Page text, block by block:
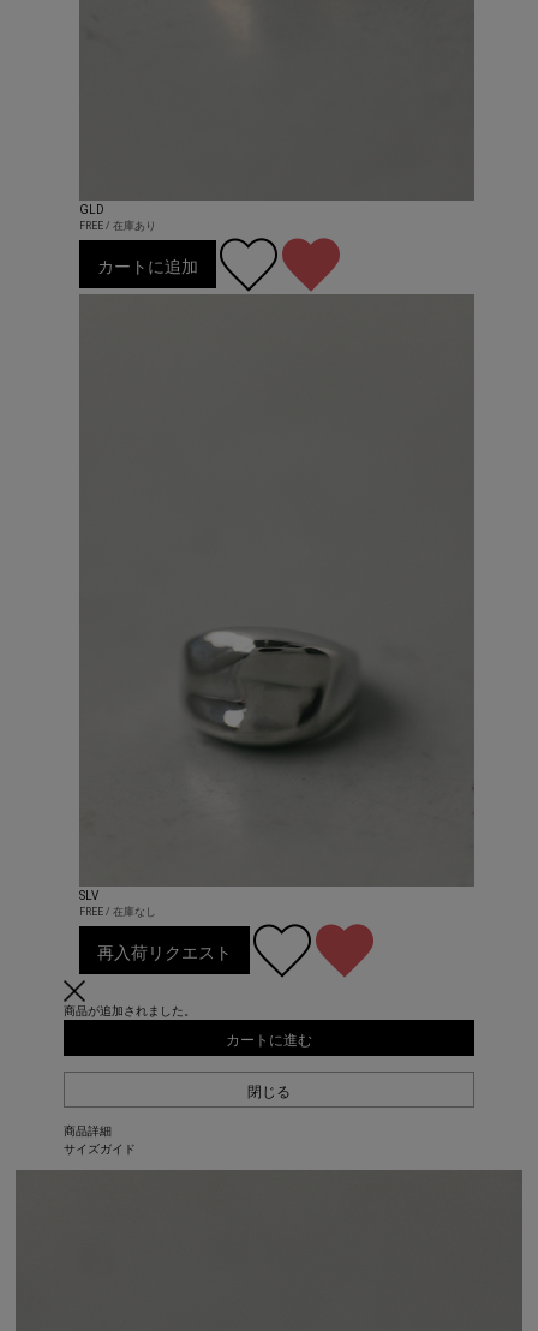
GLD
FREE / 在庫あり
カートに追加
SLV
FREE / 在庫なし
再入荷リクエスト
商品が追加されました。
カートに進む
閉じる
商品詳細
サイズガイド